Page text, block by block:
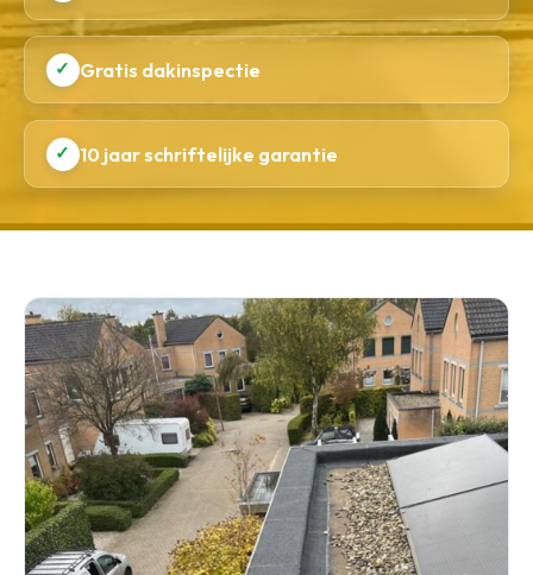
✓ Gratis dakinspectie
✓ 10 jaar schriftelijke garantie